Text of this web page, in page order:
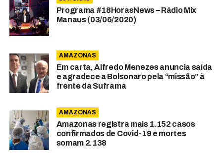
Programa #18HorasNews – Rádio Mix
Manaus (03/06/2020)
AMAZONAS
Em carta, Alfredo Menezes anuncia saída
e agradece a Bolsonaro pela “missão” à
frente da Suframa
AMAZONAS
Amazonas registra mais 1.152 casos
confirmados de Covid-19 e mortes
somam 2.138